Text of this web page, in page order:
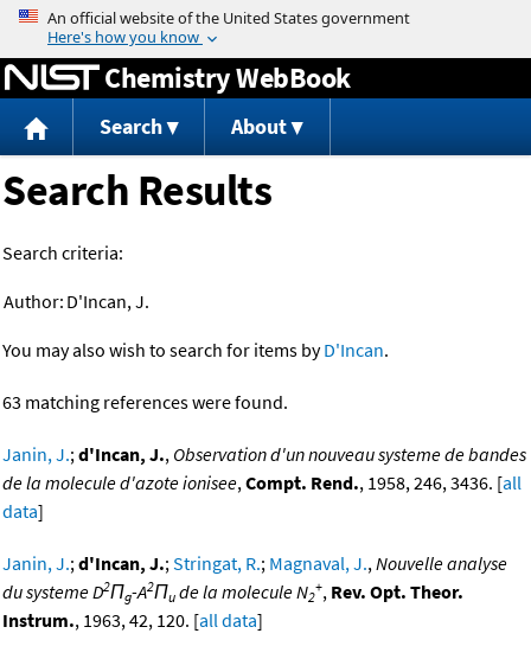
Jump to content
Chemistry WebBook
Search About
Search Results
Search criteria:
Author: D'Incan, J.
You may also wish to search for items byD'Incan.
63 matching references were found.
Janin, J.;d'Incan, J., Observation d'un nouveau systeme de bandes
de la molecule d'azote ionisee,Compt. Rend., 1958, 246, 3436. [all
data]
Janin, J.;d'Incan, J.;Stringat, R.; Magnaval, J.,Nouvelle analyse
du systeme D2Πg-A2Πu de la molecule N2
+, Rev. Opt. Theor.
Instrum., 1963, 42, 120. [all data]